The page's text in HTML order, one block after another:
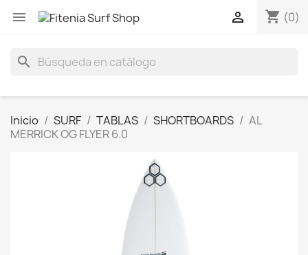
 shopping_cart (0)

search
Inicio SURF TABLAS SHORTBOARDS
AL
MERRICK OG FLYER 6.0